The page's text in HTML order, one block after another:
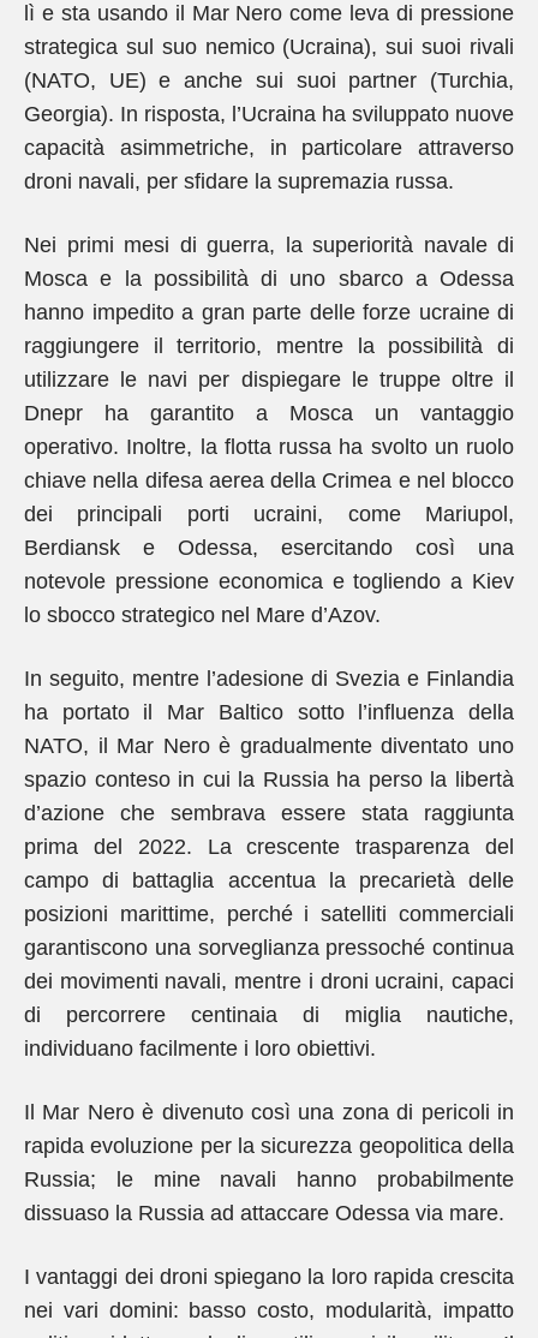
lì e sta usando il Mar Nero come leva di pressione
strategica sul suo nemico (Ucraina), sui suoi rivali
(NATO, UE) e anche sui suoi partner (Turchia,
Georgia). In risposta, l’Ucraina ha sviluppato nuove
capacità asimmetriche, in particolare attraverso
droni navali, per sfidare la supremazia russa.
Nei primi mesi di guerra, la superiorità navale di
Mosca e la possibilità di uno sbarco a Odessa
hanno impedito a gran parte delle forze ucraine di
raggiungere il territorio, mentre la possibilità di
utilizzare le navi per dispiegare le truppe oltre il
Dnepr ha garantito a Mosca un vantaggio
operativo. Inoltre, la flotta russa ha svolto un ruolo
chiave nella difesa aerea della Crimea e nel blocco
dei principali porti ucraini, come Mariupol,
Berdiansk e Odessa, esercitando così una
notevole pressione economica e togliendo a Kiev
lo sbocco strategico nel Mare d’Azov.
In seguito, mentre l’adesione di Svezia e Finlandia
ha portato il Mar Baltico sotto l’influenza della
NATO, il Mar Nero è gradualmente diventato uno
spazio conteso in cui la Russia ha perso la libertà
d’azione che sembrava essere stata raggiunta
prima del 2022. La crescente trasparenza del
campo di battaglia accentua la precarietà delle
posizioni marittime, perché i satelliti commerciali
garantiscono una sorveglianza pressoché continua
dei movimenti navali, mentre i droni ucraini, capaci
di percorrere centinaia di miglia nautiche,
individuano facilmente i loro obiettivi.
Il Mar Nero è divenuto così una zona di pericoli in
rapida evoluzione per la sicurezza geopolitica della
Russia; le mine navali hanno probabilmente
dissuaso la Russia ad attaccare Odessa via mare.
I vantaggi dei droni spiegano la loro rapida crescita
nei vari domini: basso costo, modularità, impatto